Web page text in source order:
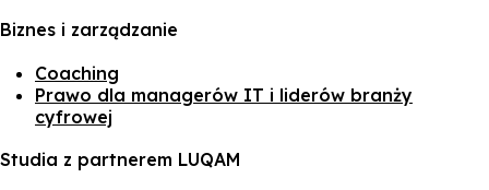
Biznes i zarządzanie
Coaching
Prawo dla managerów IT i liderów branży
cyfrowej
Studia z partnerem LUQAM